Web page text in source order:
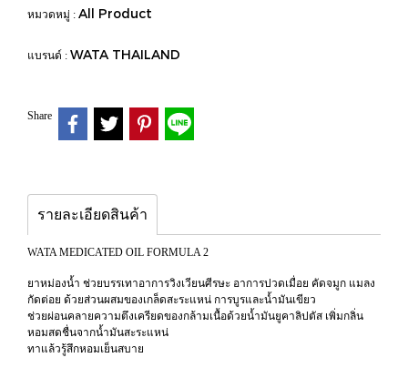
หมวดหมู่ : All Product
แบรนด์ : WATA THAILAND
Share
รายละเอียดสินค้า
WATA MEDICATED OIL FORMULA 2
ยาหม่องน้ำ ช่วยบรรเทาอาการวิงเวียนศีรษะ อาการปวดเมื่อย คัดจมูก แมลง
กัดต่อย ด้วยส่วนผสมของเกล็ดสะระแหน่ การบูรและน้ำมันเขียว
ช่วยผ่อนคลายความตึงเครียดของกล้ามเนื้อด้วยน้ำมันยูคาลิปตัส เพิ่มกลิ่น
หอมสดชื่นจากน้ำมันสะระแหน่
ทาแล้วรู้สึกหอมเย็นสบาย